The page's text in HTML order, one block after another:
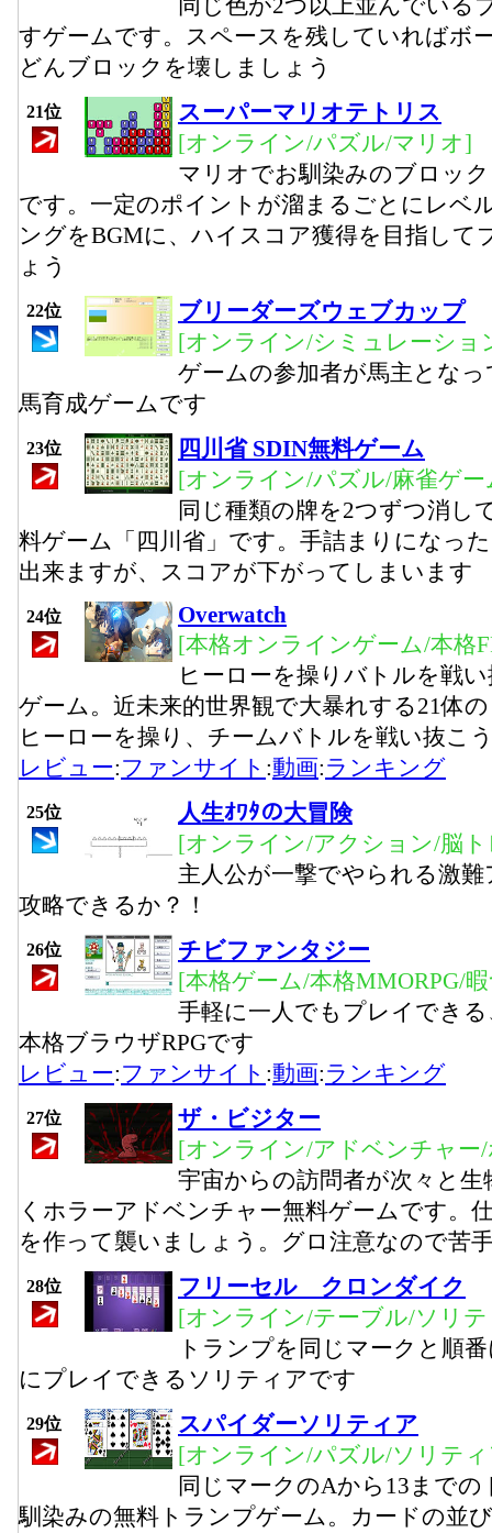
同じ色が2つ以上並んでいる
すゲームです。スペースを残していればボ
どんブロックを壊しましょう
21位
スーパーマリオテトリス
[オンライン/パズル/マリオ]
マリオでお馴染みのブロッ
です。一定のポイントが溜まるごとにレベ
ングをBGMに、ハイスコア獲得を目指して
ょう
22位
ブリーダーズウェブカップ
[オンライン/シミュレーショ
ゲームの参加者が馬主とな
馬育成ゲームです
23位
四川省 SDIN無料ゲーム
[オンライン/パズル/麻雀ゲー
同じ種類の牌を2つずつ消し
料ゲーム「四川省」です。手詰まりになっ
出来ますが、スコアが下がってしまいます
24位
Overwatch
[本格オンラインゲーム/本格
ヒーローを操りバトルを戦
ゲーム。近未来的世界観で大暴れする21体
ヒーローを操り、チームバトルを戦い抜こ
レビュー:ファンサイト :動画:ランキング
25位
人生ｵﾜﾀの大冒険
[オンライン/アクション/脳
主人公が一撃でやられる激
攻略できるか？！
26位
チビファンタジー
[本格ゲーム/本格MMORPG/
手軽に一人でもプレイでき
本格ブラウザRPGです
レビュー:ファンサイト :動画:ランキング
27位
ザ・ビジター
[オンライン/アドベンチャー
宇宙からの訪問者が次々と
くホラーアドベンチャー無料ゲームです。
を作って襲いましょう。グロ注意なので苦
28位
フリーセル クロンダイク
[オンライン/テーブル/ソリ
トランプを同じマークと順
にプレイできるソリティアです
29位
スパイダーソリティア
[オンライン/パズル/ソリテ
同じマークのAから13まで
馴染みの無料トランプゲーム。カードの並